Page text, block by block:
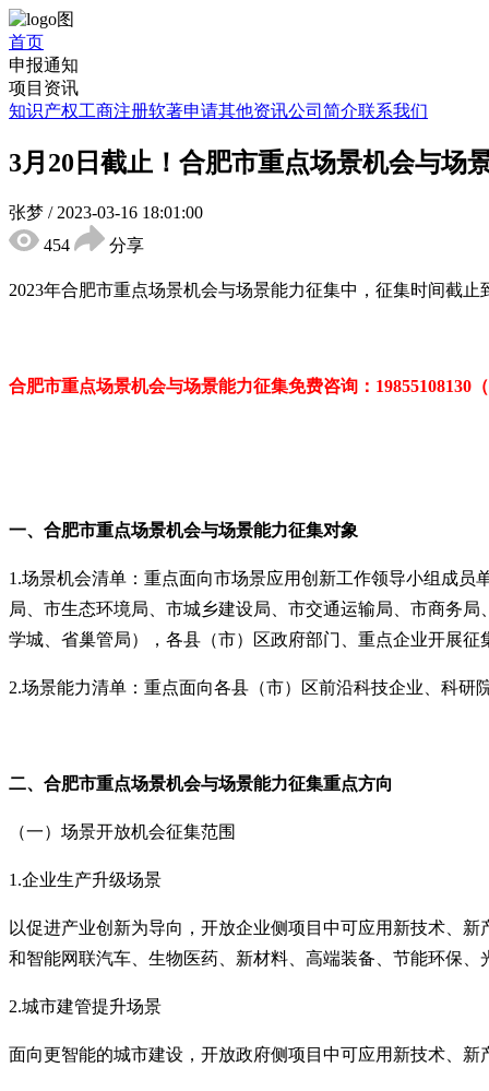
首页
申报通知
项目资讯
知识产权工商注册软著申请其他资讯公司简介联系我们
3月20日截止！合肥市重点场景机会与场
张梦 / 2023-03-16 18:01:00
454
分享
2023年合肥市重点场景机会与场景能力征集中，征集时间截止
合肥市重点场景机会与场景能力征集免费咨询： 19855108130
一、合肥市重点场景机会与场景能力征集对象
1.场景机会清单：重点面向市场景应用创新工作领导小组成
局、市生态环境局、市城乡建设局、市交通运输局、市商务
学城、省巢管局），各县（市）区政府部门、重点企业开展征
2.场景能力清单：重点面向各县（市）区前沿科技企业、科研
二、合肥市重点场景机会与场景能力征集重点方向
（一）场景开放机会征集范围
1.企业生产升级场景
以促进产业创新为导向，开放企业侧项目中可应用新技术、
和智能网联汽车、生物医药、新材料、高端装备、节能环保
2.城市建管提升场景
面向更智能的城市建设，开放政府侧项目中可应用新技术、